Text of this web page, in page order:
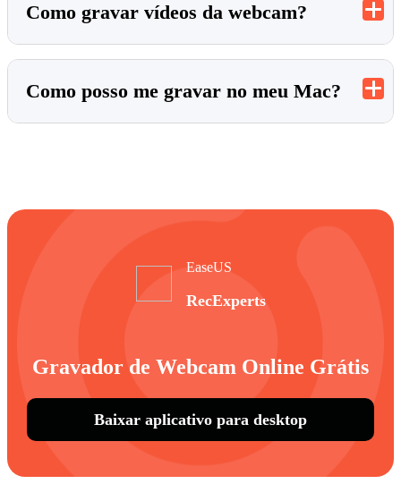
Como gravar vídeos da webcam?
Como posso me gravar no meu Mac?
EaseUS
RecExperts
Gravador de Webcam Online Grátis
Baixar aplicativo para desktop